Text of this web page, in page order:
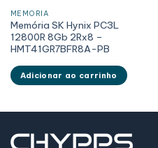
MEMÓRIA
Memória SK Hynix PC3L
12800R 8Gb 2Rx8 –
HMT41GR7BFR8A-PB
Adicionar ao carrinho